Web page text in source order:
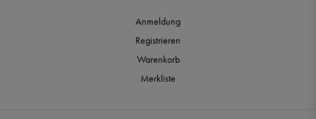
Anmeldung
Registrieren
Warenkorb
Merkliste